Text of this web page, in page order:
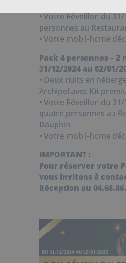
• Votre Réveillon du
personnes au
• Votre mobil-home
Pack 4 personnes – 2
31/12/2024 au 02/01/
• Deux nuits en
Archipel avec Kit
• Votre Réveillon du
quatre personnes au
Dauphin
• Votre mobil-home
IMPORTANT :
Pour réserver votre
vous invitons à
Réception au